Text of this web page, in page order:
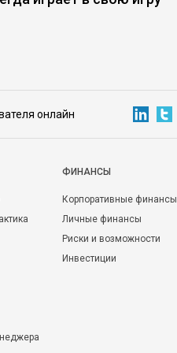
онлайн
ФИНАНСЫ
Корпоративные финансы
Личные финансы
Риски и возможности
Инвестиции